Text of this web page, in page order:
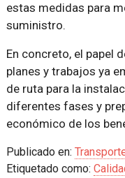
estas medidas para
suministro.
En concreto, el papel
planes y trabajos ya
de ruta para la
diferentes fases y
económico de los
Publicado en:
Etiquetado como: